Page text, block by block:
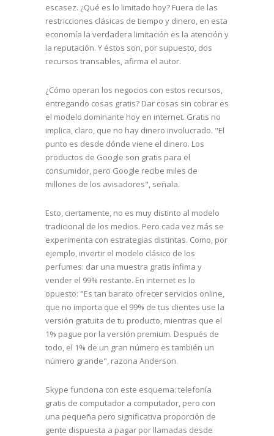
escasez. ¿Qué es lo limitado hoy? Fuera de las
restricciones clásicas de tiempo y dinero, en esta
economía la verdadera limitación es la atención y
la reputación. Y éstos son, por supuesto, dos
recursos transables, afirma el autor.
¿Cómo operan los negocios con estos recursos,
entregando cosas gratis? Dar cosas sin cobrar es
el modelo dominante hoy en internet. Gratis no
implica, claro, que no hay dinero involucrado. "El
punto es desde dónde viene el dinero. Los
productos de Google son gratis para el
consumidor, pero Google recibe miles de
millones de los avisadores", señala.
Esto, ciertamente, no es muy distinto al modelo
tradicional de los medios. Pero cada vez más se
experimenta con estrategias distintas. Como, por
ejemplo, invertir el modelo clásico de los
perfumes: dar una muestra gratis ínfima y
vender el 99% restante. En internet es lo
opuesto: "Es tan barato ofrecer servicios online,
que no importa que el 99% de tus clientes use la
versión gratuita de tu producto, mientras que el
1% pague por la versión premium. Después de
todo, el 1% de un gran número es también un
número grande", razona Anderson.
Skype funciona con este esquema: telefonía
gratis de computador a computador, pero con
una pequeña pero significativa proporción de
gente dispuesta a pagar por llamadas desde